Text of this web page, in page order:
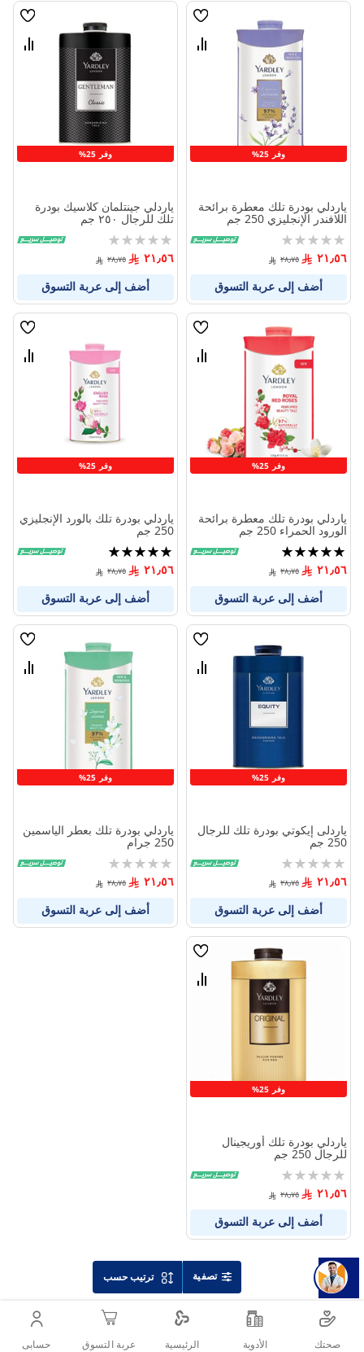
ترتيب حسب
وفر 25%
قائمة
قارن
ياردلي بودرة تلك معطرة برائحة
اللافندر الإنجليزي 250 جم
Rating:
0%
٢١٫٥٦ ٢٨٫٧٥
أضف إلى عربة التسوق
وفر 25%
قائمة
قارن
ياردلي جينتلمان كلاسيك بودرة
تلك للرجال ٢٥٠ جم
Rating:
0%
٢١٫٥٦ ٢٨٫٧٥
أضف إلى عربة التسوق
وفر 25%
قائمة
قارن
ياردلي بودرة تلك معطرة برائحة
الورود الحمراء 250 جم
تقييم:
100%
٢١٫٥٦ ٢٨٫٧٥
أضف إلى عربة التسوق
وفر 25%
قائمة
قارن
ياردلي بودرة تلك بالورد الإنجليزي
250 جم
تقييم:
100%
٢١٫٥٦ ٢٨٫٧٥
أضف إلى عربة التسوق
وفر 25%
قائمة
قارن
ياردلى إيكوتي بودرة تلك للرجال
250 جم
Rating:
0%
٢١٫٥٦ ٢٨٫٧٥
أضف إلى عربة التسوق
وفر 25%
قائمة
قارن
ياردلي بودرة تلك بعطر الياسمين
250 جرام
Rating:
0%
٢١٫٥٦ ٢٨٫٧٥
أضف إلى عربة التسوق
وفر 25%
قائمة
قارن
ياردلي بودرة تلك أوريجينال
للرجال 250 جم
Rating:
0%
٢١٫٥٦ ٢٨٫٧٥
أضف إلى عربة التسوق
تصفية
صحتك الأدوية الرئيسية عربة التسوق حسابى